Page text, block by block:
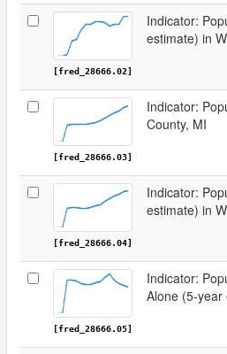
[fred_28666.02]
Indicator:
estimate) in
[fred_28666.03]
Indicator:
County, MI
[fred_28666.04]
Indicator:
estimate) in
[fred_28666.05]
Indicator:
Alone (5-year